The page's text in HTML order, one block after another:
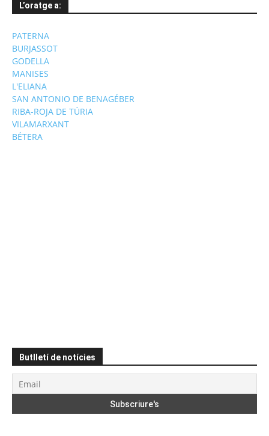
L’oratge a:
PATERNA
BURJASSOT
GODELLA
MANISES
L'ELIANA
SAN ANTONIO DE BENAGÉBER
RIBA-ROJA DE TÚRIA
VILAMARXANT
BÉTERA
Butlletí de notícies